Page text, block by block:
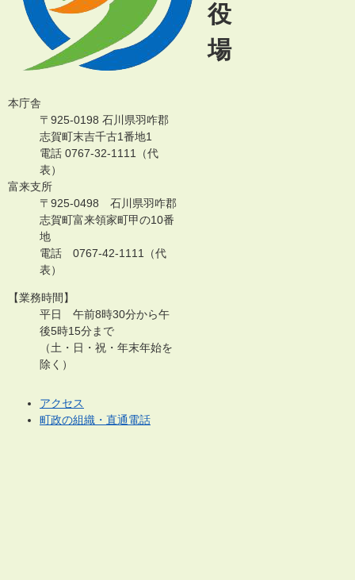
役
場
本庁舎
〒925-0198 石川県羽咋郡
志賀町末吉千古1番地1
電話 0767-32-1111（代
表）
富来支所
〒925-0498 石川県羽咋郡
志賀町富来領家町甲の10番
地
電話 0767-42-1111（代
表）
【業務時間】
平日 午前8時30分から午
後5時15分まで
（土・日・祝・年末年始を
除く）
アクセス
町政の組織・直通電話